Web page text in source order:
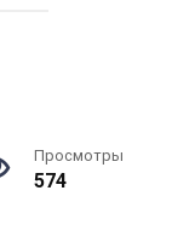
Просмотры
574